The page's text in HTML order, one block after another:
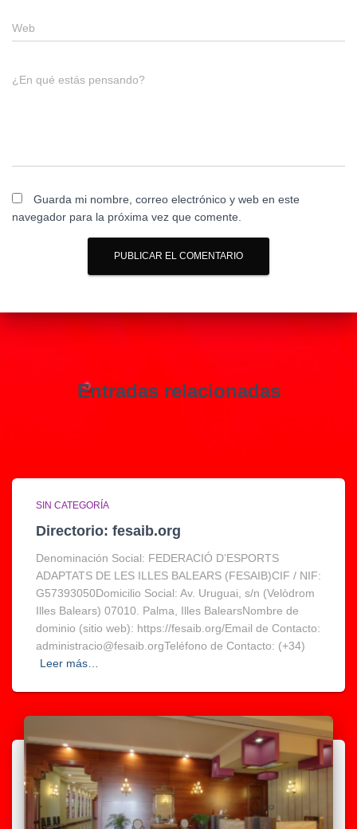
Web
¿En qué estás pensando?
Guarda mi nombre, correo electrónico y web en este
navegador para la próxima vez que comente.
Entradas relacionadas
SIN CATEGORÍA
Directorio: fesaib.org
Denominación Social: FEDERACIÓ D’ESPORTS
ADAPTATS DE LES ILLES BALEARS (FESAIB)CIF / NIF:
G57393050Domicilio Social: Av. Uruguai, s/n (Velòdrom
Illes Balears) 07010. Palma, Illes BalearsNombre de
dominio (sitio web): https://fesaib.org/Email de Contacto:
administracio@fesaib.orgTeléfono de Contacto: (+34)
Leer más…